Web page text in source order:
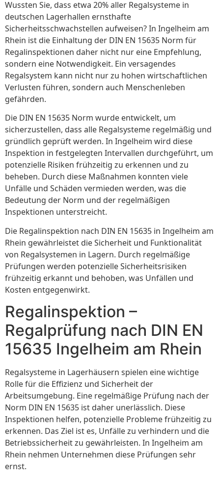
Wussten Sie, dass etwa 20% aller Regalsysteme in
deutschen Lagerhallen ernsthafte
Sicherheitsschwachstellen aufweisen? In Ingelheim am
Rhein ist die Einhaltung der DIN EN 15635 Norm für
Regalinspektionen daher nicht nur eine Empfehlung,
sondern eine Notwendigkeit. Ein versagendes
Regalsystem kann nicht nur zu hohen wirtschaftlichen
Verlusten führen, sondern auch Menschenleben
gefährden.
Die DIN EN 15635 Norm wurde entwickelt, um
sicherzustellen, dass alle Regalsysteme regelmäßig und
gründlich geprüft werden. In Ingelheim wird diese
Inspektion in festgelegten Intervallen durchgeführt, um
potenzielle Risiken frühzeitig zu erkennen und zu
beheben. Durch diese Maßnahmen konnten viele
Unfälle und Schäden vermieden werden, was die
Bedeutung der Norm und der regelmäßigen
Inspektionen unterstreicht.
Die Regalinspektion nach DIN EN 15635 in Ingelheim am
Rhein gewährleistet die Sicherheit und Funktionalität
von Regalsystemen in Lagern. Durch regelmäßige
Prüfungen werden potenzielle Sicherheitsrisiken
frühzeitig erkannt und behoben, was Unfällen und
Kosten entgegenwirkt.
Regalinspektion –
Regalprüfung nach DIN EN
15635 Ingelheim am Rhein
Regalsysteme in Lagerhäusern spielen eine wichtige
Rolle für die Effizienz und Sicherheit der
Arbeitsumgebung. Eine regelmäßige Prüfung nach der
Norm DIN EN 15635 ist daher unerlässlich. Diese
Inspektionen helfen, potenzielle Probleme frühzeitig zu
erkennen. Das Ziel ist es, Unfälle zu verhindern und die
Betriebssicherheit zu gewährleisten. In Ingelheim am
Rhein nehmen Unternehmen diese Prüfungen sehr
ernst.